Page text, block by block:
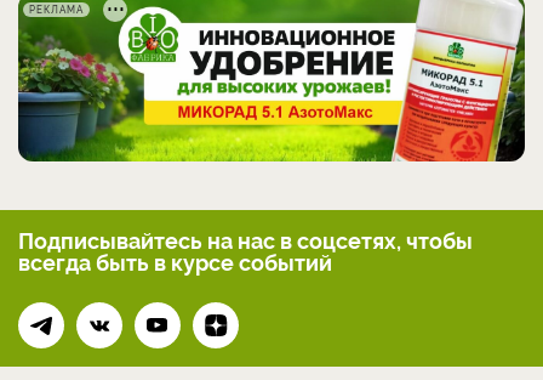
РЕКЛАМА
Подписывайтесь на нас в соцсетях, чтобы
всегдабыть в курсе событий